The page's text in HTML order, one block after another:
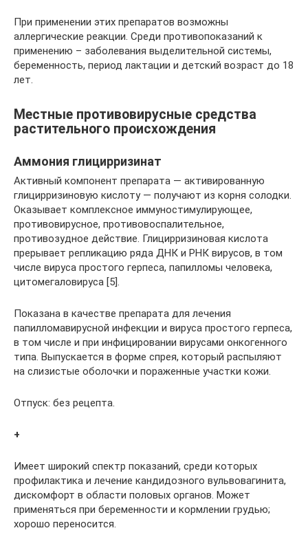
При применении этих препаратов возможны
аллергические реакции. Среди противопоказаний к
применению – заболевания выделительной системы,
беременность, период лактации и детский возраст до 18
лет.
Местные противовирусные средства
растительного происхождения
Аммония глицирризинат
Активный компонент препарата — активированную
глицирризиновую кислоту — получают из корня солодки.
Оказывает комплексное иммуностимулирующее,
противовирусное, противовоспалительное,
противозудное действие. Глицирризиновая кислота
прерывает репликацию ряда ДНК и РНК вирусов, в том
числе вируса простого герпеса, папилломы человека,
цитомегаловируса [5].
Показана в качестве препарата для лечения
папилломавирусной инфекции и вируса простого герпеса,
в том числе и при инфицировании вирусами онкогенного
типа. Выпускается в форме спрея, который распыляют
на слизистые оболочки и пораженные участки кожи.
Отпуск: без рецепта.
+
Имеет широкий спектр показаний, среди которых
профилактика и лечение кандидозного вульвовагинита,
дискомфорт в области половых органов. Может
применяться при беременности и кормлении грудью;
хорошо переносится.